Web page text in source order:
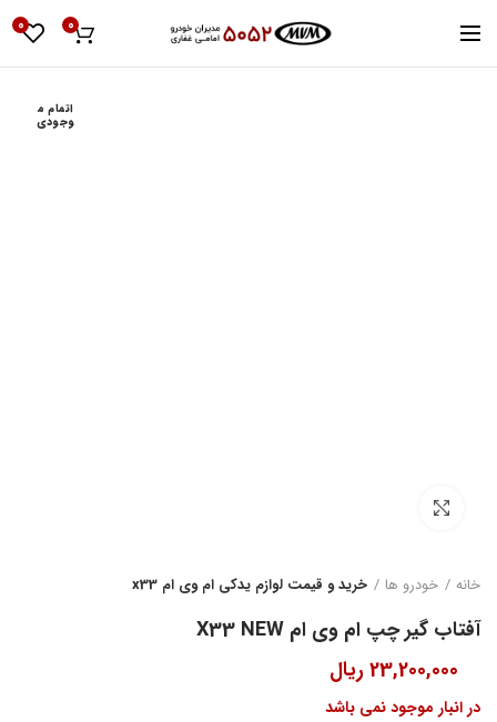
0
0
اتمام م
وجودی
خانه خودرو ها خرید و قیمت لوازم یدکی ام وی ام x33
آفتاب گیر چپ ام وی ام X33 NEW
23,200,000 ریال
در انبار موجود نمی باشد